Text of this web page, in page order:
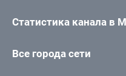
Статистика канала в
Все города сети